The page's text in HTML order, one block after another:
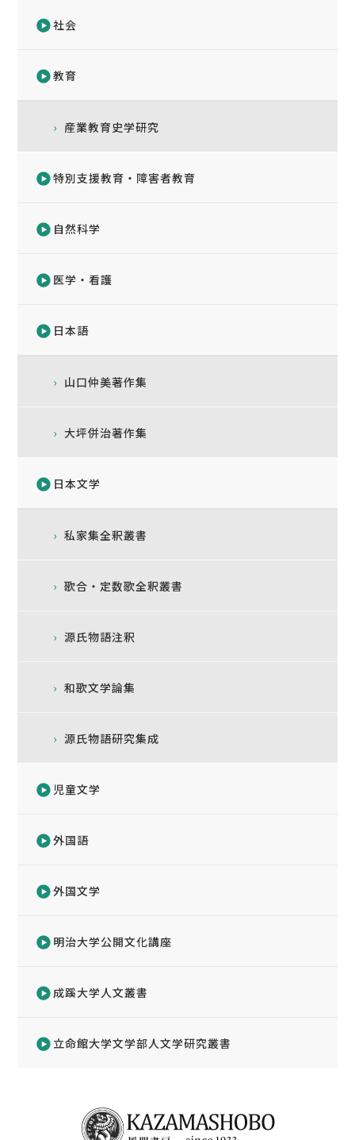
社会
教育
産業教育史学研究
特別支援教育・障害者教育
自然科学
医学・看護
日本語
山口仲美著作集
大坪併治著作集
日本文学
私家集全釈叢書
歌合・定数歌全釈叢書
源氏物語注釈
和歌文学論集
源氏物語研究集成
児童文学
外国語
外国文学
明治大学公開文化講座
成蹊大学人文叢書
立命館大学文学部人文学研究叢書